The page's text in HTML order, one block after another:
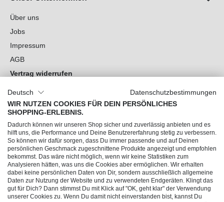
Über uns
Jobs
Impressum
AGB
Vertrag widerrufen
Cookie-Einstellungen
Du hast Fragen?
Unsere Socials
Deutsch
Datenschutzbestimmungen
WIR NUTZEN COOKIES FÜR DEIN PERSÖNLICHES
SHOPPING-ERLEBNIS.
Dadurch können wir unseren Shop sicher und zuverlässig anbieten und es
hilft uns, die Performance und Deine Benutzererfahrung stetig zu verbessern.
So können wir dafür sorgen, dass Du immer passende und auf Deinen
persönlichen Geschmack zugeschnittene Produkte angezeigt und empfohlen
bekommst. Das wäre nicht möglich, wenn wir keine Statistiken zum
Analysieren hätten, was uns die Cookies aber ermöglichen. Wir erhalten
dabei keine persönlichen Daten von Dir, sondern ausschließlich allgemeine
Daten zur Nutzung der Website und zu verwendeten Endgeräten. Klingt das
gut für Dich? Dann stimmst Du mit Klick auf "OK, geht klar" der Verwendung
unserer Cookies zu. Wenn Du damit nicht einverstanden bist, kannst Du